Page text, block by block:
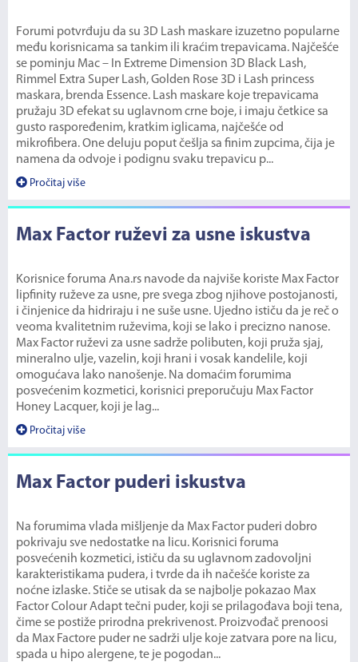
Forumi potvrđuju da su 3D Lash maskare izuzetno popularne
među korisnicama sa tankim ili kraćim trepavicama. Najčešće
se pominju Mac – In Extreme Dimension 3D Black Lash,
Rimmel Extra Super Lash, Golden Rose 3D i Lash princess
maskara, brenda Essence. Lash maskare koje trepavicama
pružaju 3D efekat su uglavnom crne boje, i imaju četkice sa
gusto raspoređenim, kratkim iglicama, najčešće od
mikrofibera. One deluju poput češlja sa finim zupcima, čija je
namena da odvoje i podignu svaku trepavicu p...
Pročitaj više
Max Factor ruževi za usne iskustva
Korisnice foruma Ana.rs navode da najviše koriste Max Factor
lipfinity ruževe za usne, pre svega zbog njihove postojanosti,
i činjenice da hidriraju i ne suše usne. Ujedno ističu da je reč o
veoma kvalitetnim ruževima, koji se lako i precizno nanose.
Max Factor ruževi za usne sadrže polibuten, koji pruža sjaj,
mineralno ulje, vazelin, koji hrani i vosak kandelile, koji
omogućava lako nanošenje. Na domaćim forumima
posvećenim kozmetici, korisnici preporučuju Max Factor
Honey Lacquer, koji je lag...
Pročitaj više
Max Factor puderi iskustva
Na forumima vlada mišljenje da Max Factor puderi dobro
pokrivaju sve nedostatke na licu. Korisnici foruma
posvećenih kozmetici, ističu da su uglavnom zadovoljni
karakteristikama pudera, i tvrde da ih načešće koriste za
noćne izlaske. Stiče se utisak da se najbolje pokazao Max
Factor Colour Adapt tečni puder, koji se prilagođava boji tena,
čime se postiže prirodna prekrivenost. Proizvođač prenoosi
da Max Factore puder ne sadrži ulje koje zatvara pore na licu,
spada u hipo alergene, te je pogodan...